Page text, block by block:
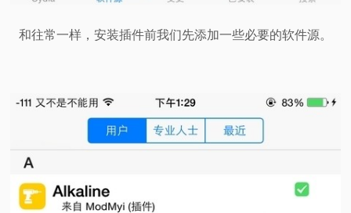
和往常一样，安装插件前我们先添加一些必要的软件源。